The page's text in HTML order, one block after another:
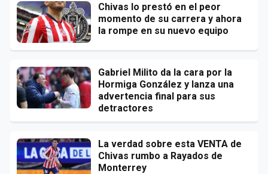
Chivas lo prestó en el peor
momento de su carrera y ahora
la rompe en su nuevo equipo
Gabriel Milito da la cara por la
Hormiga González y lanza una
advertencia final para sus
detractores
La verdad sobre esta VENTA de
Chivas rumbo a Rayados de
Monterrey